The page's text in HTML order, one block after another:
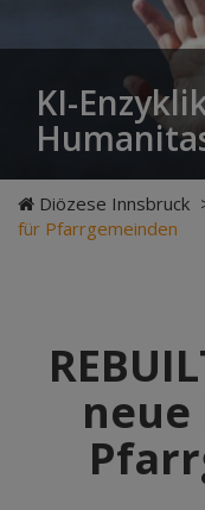
KI-
Diözese Innsbruck
für Pfarrgemeinden